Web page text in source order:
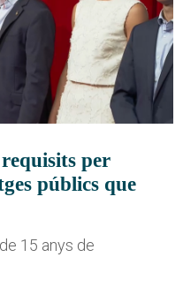
per
públics que
15 anys de